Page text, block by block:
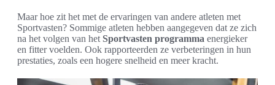
Maar hoe zit het met de ervaringen van andere atleten met
Sportvasten? Sommige atleten hebben aangegeven dat ze zich
na het volgen van het Sportvasten programma energieker
en fitter voelden. Ook rapporteerden ze verbeteringen in hun
prestaties, zoals een hogere snelheid en meer kracht.